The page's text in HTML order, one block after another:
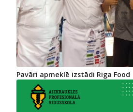
Pavāri apmeklē izstādi Riga Food